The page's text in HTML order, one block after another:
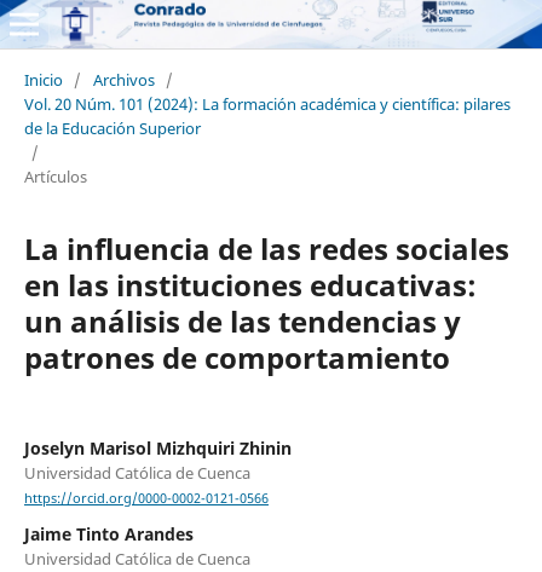
Inicio / Archivos /
Vol. 20 Núm. 101 (2024): La formación académica y científica: pilares
de la Educación Superior
/
Artículos
La influencia de las redes sociales
en las instituciones educativas:
un análisis de las tendencias y
patrones de comportamiento
Joselyn Marisol Mizhquiri Zhinin
Universidad Católica de Cuenca
https://orcid.org/0000-0002-0121-0566
Jaime Tinto Arandes
Universidad Católica de Cuenca